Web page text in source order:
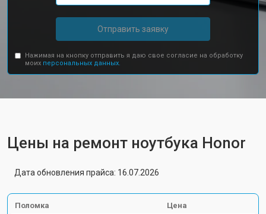
Отправить заявку
Нажимая на кнопку отправить я даю свое согласие на обработку
моих персональных данных.
Цены на ремонт ноутбука Honor
Дата обновления прайса: 16.07.2026
Поломка Цена